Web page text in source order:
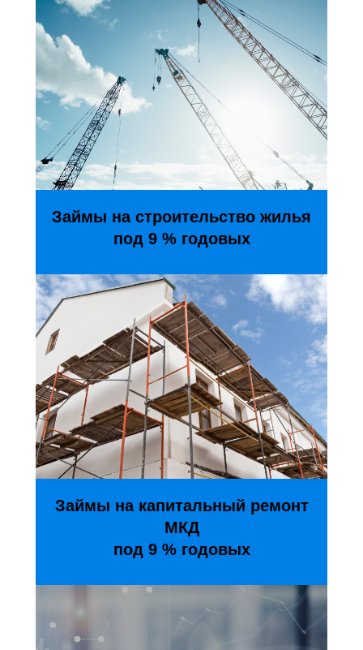
Займы на строительство жилья
под 9 % годовых
Займы на капитальный ремонт
МКД
под 9 % годовых